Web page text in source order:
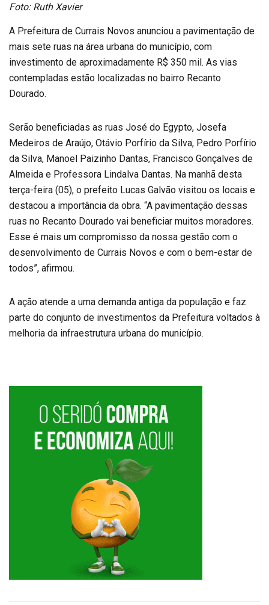
Foto: Ruth Xavier
A Prefeitura de Currais Novos anunciou a pavimentação de
mais sete ruas na área urbana do município, com
investimento de aproximadamente R$ 350 mil. As vias
contempladas estão localizadas no bairro Recanto
Dourado.
Serão beneficiadas as ruas José do Egypto, Josefa
Medeiros de Araújo, Otávio Porfírio da Silva, Pedro Porfírio
da Silva, Manoel Paizinho Dantas, Francisco Gonçalves de
Almeida e Professora Lindalva Dantas. Na manhã desta
terça-feira (05), o prefeito Lucas Galvão visitou os locais e
destacou a importância da obra. “A pavimentação dessas
ruas no Recanto Dourado vai beneficiar muitos moradores.
Esse é mais um compromisso da nossa gestão com o
desenvolvimento de Currais Novos e com o bem-estar de
todos”, afirmou.
A ação atende a uma demanda antiga da população e faz
parte do conjunto de investimentos da Prefeitura voltados à
melhoria da infraestrutura urbana do município.